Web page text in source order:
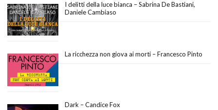
I delitti della luce bianca – Sabrina De Bastiani,
Daniele Cambiaso
La ricchezza non giova ai morti – Francesco Pinto
Dark – Candice Fox